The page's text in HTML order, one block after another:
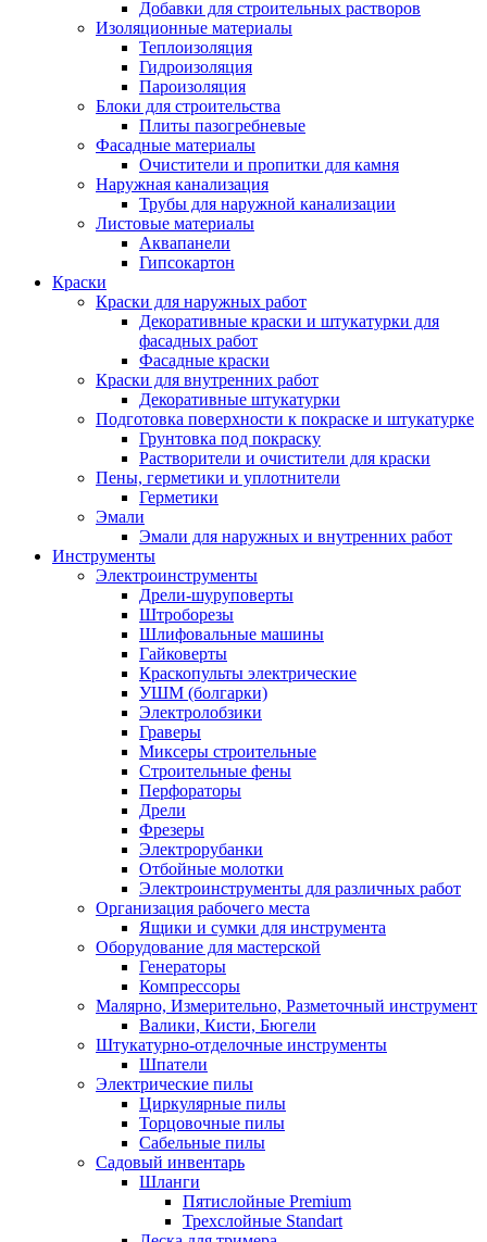
Добавки для строительных растворов
Изоляционные материалы
Теплоизоляция
Гидроизоляция
Пароизоляция
Блоки для строительства
Плиты пазогребневые
Фасадные материалы
Очистители и пропитки для камня
Наружная канализация
Трубы для наружной канализации
Листовые материалы
Аквапанели
Гипсокартон
Краски
Краски для наружных работ
Декоративные краски и штукатурки для
фасадных работ
Фасадные краски
Краски для внутренних работ
Декоративные штукатурки
Подготовка поверхности к покраске и штукатурке
Грунтовка под покраску
Растворители и очистители для краски
Пены, герметики и уплотнители
Герметики
Эмали
Эмали для наружных и внутренних работ
Инструменты
Электроинструменты
Дрели-шуруповерты
Штроборезы
Шлифовальные машины
Гайковерты
Краскопульты электрические
УШМ (болгарки)
Электролобзики
Граверы
Миксеры строительные
Строительные фены
Перфораторы
Дрели
Фрезеры
Электрорубанки
Отбойные молотки
Электроинструменты для различных работ
Организация рабочего места
Ящики и сумки для инструмента
Оборудование для мастерской
Генераторы
Компрессоры
Малярно, Измерительно, Разметочный инструмент
Валики, Кисти, Бюгели
Штукатурно-отделочные инструменты
Шпатели
Электрические пилы
Циркулярные пилы
Торцовочные пилы
Сабельные пилы
Садовый инвентарь
Шланги
Пятислойные Premium
Трехслойные Standart